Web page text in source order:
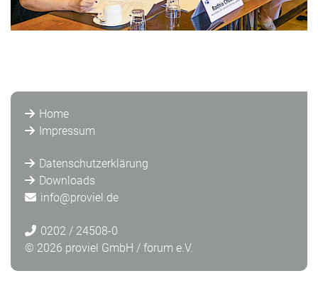
Home
Impressum
Datenschutzerklärung
Downloads
info@proviel.de
0202 / 24508-0
© 2026 proviel GmbH / forum e.V.